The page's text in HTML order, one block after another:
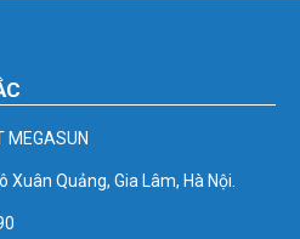
MEGASUN
Xuân Quảng, Gia Lâm, Hà Nội.